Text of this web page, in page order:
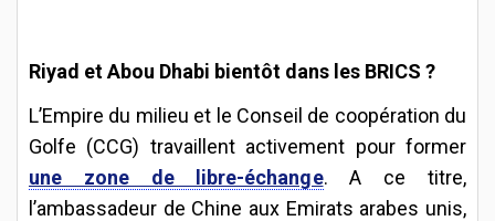
Riyad et Abou Dhabi bientôt dans les BRICS ?
L’Empire du milieu et le Conseil de coopération du
Golfe (CCG) travaillent activement pour former
une zone de libre-échange. A ce titre,
l’ambassadeur de Chine aux Emirats arabes unis,